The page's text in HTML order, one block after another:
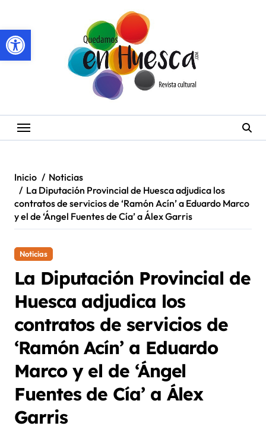
Abrir barra de herramientas
contenido
Inicio
Noticias
La Diputación Provincial de Huesca adjudica los
contratos de servicios de ‘Ramón Acín’ a Eduardo Marco
y el de ‘Ángel Fuentes de Cía’ a Álex Garris
Noticias
La Diputación Provincial de
Huesca adjudica los
contratos de servicios de
‘Ramón Acín’ a Eduardo
Marco y el de ‘Ángel
Fuentes de Cía’ a Álex
Garris